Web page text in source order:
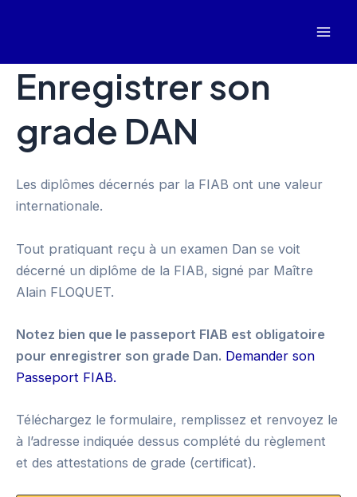
Enregistrer son
grade DAN
Les diplômes décernés par la FIAB ont une valeur
internationale.
Tout pratiquant reçu à un examen Dan se voit
décerné un diplôme de la FIAB, signé par Maître
Alain FLOQUET.
Notez bien que le passeport FIAB est obligatoire
pour enregistrer son grade Dan. Demander son
Passeport FIAB.
Téléchargez le formulaire, remplissez et renvoyez le
à l’adresse indiquée dessus complété du règlement
et des attestations de grade (certificat).